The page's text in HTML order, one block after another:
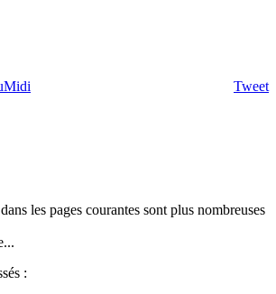
Tweet
les pages courantes sont plus nombreuses
: